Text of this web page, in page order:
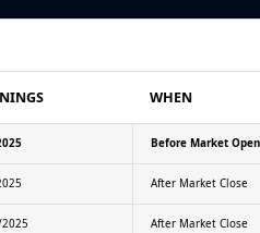
WHEN
Before Market Open
After Market Close
After Market Close